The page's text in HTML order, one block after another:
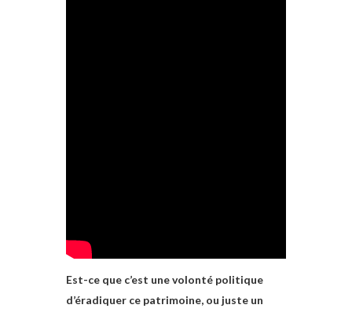
Est-ce que c’est une volonté politique
d’éradiquer ce patrimoine, ou juste un